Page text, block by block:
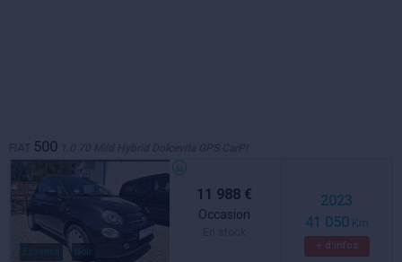
500
Essence Noir
11 988 €
Occasion
2023
41 050Km
+ d'infos